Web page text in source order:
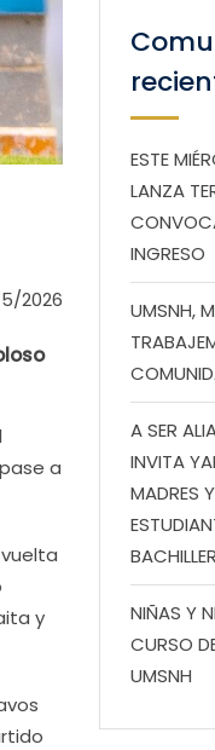
2026
a
y
ESTE
LANZA
INGRESO
UMSNH,
A SER
INVITA
MADRES
NIÑAS Y
CURSO
UMSNH